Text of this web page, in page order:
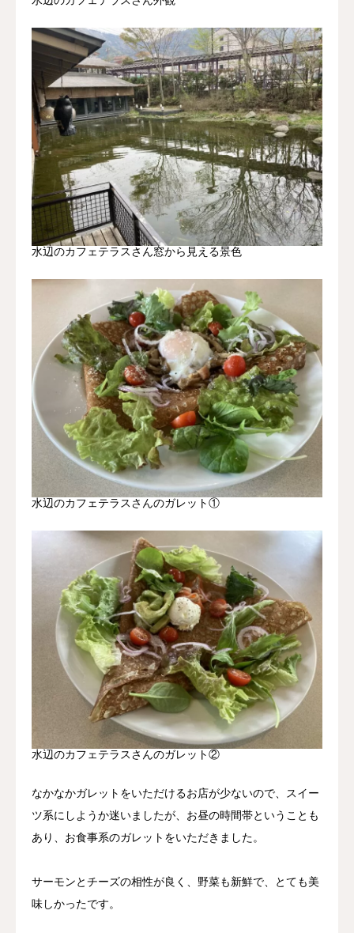
水辺のカフェテラスさん窓から見える景色
水辺のカフェテラスさんのガレット①
水辺のカフェテラスさんのガレット②
なかなかガレットをいただけるお店が少ないので、スイー
ツ系にしようか迷いましたが、お昼の時間帯ということも
あり、お食事系のガレットをいただきました。
サーモンとチーズの相性が良く、野菜も新鮮で、とても美
味しかったです。